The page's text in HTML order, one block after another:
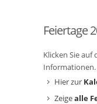
Feiertage
Klicken Sie auf
Informationen.
Hier zur
Zeigealle